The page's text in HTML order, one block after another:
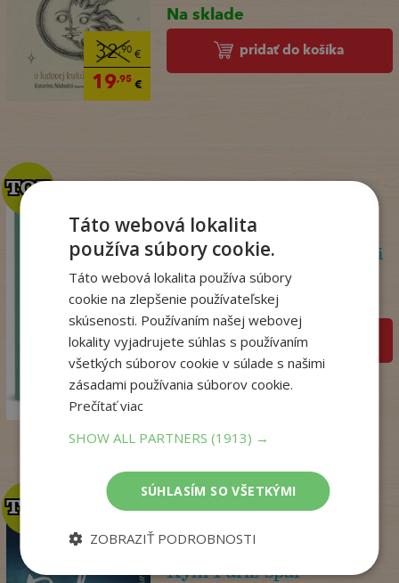
32,90€
19,95€
Na sklade
pridať do košíka
22 ,90
18,09 €
TOP
TOP
Psychoterapeutka v akcii
Perryová Philippa
Na sklade
pridať do košíka
TOP
TOP
Kým Paríž spal
Táto webová lokalita
používa súbory cookie.
Táto webová lokalita používa súbory
cookie na zlepšenie používateľskej
skúsenosti. Používaním našej webovej
lokality vyjadrujete súhlas s používaním
všetkých súborov cookie v súlade s našimi
zásadami používania súborov cookie.
Prečítať viac
SHOW ALL PARTNERS(1913) →
SÚHLASÍM SO VŠETKÝMI
ZOBRAZIŤ PODROBNOSTI